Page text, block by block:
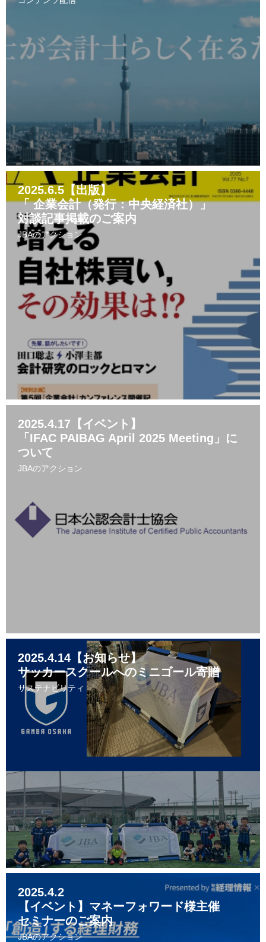
2025.6.5【出版】
「 企業会計（発行：中央経済社）」
対談記事掲載のご案内
JBAのアクション
2025.4.17【イベント】
「IFAC PAIBAG April 2025 Meeting」に
ついて
JBAのアクション
2025.4.14【お知らせ】
サッカースクールへのミニゴール寄贈
サステナビリティ
2025.4.2
【イベント】マネーフォワード様主催
セミナーのご案内
JBAのアクション